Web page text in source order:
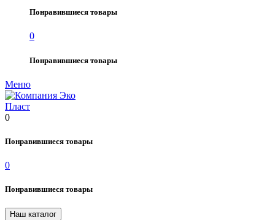
Понравившиеся товары
0
Понравившиеся товары
Меню
0
Понравившиеся товары
0
Понравившиеся товары
Наш каталог